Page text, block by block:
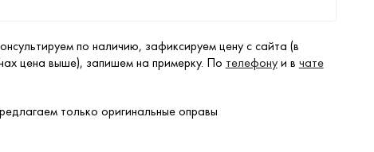
по наличию, зафиксируем цену с сайта (в
цена выше), запишем на примерку. По телефонуи в чате
только оригинальные оправы